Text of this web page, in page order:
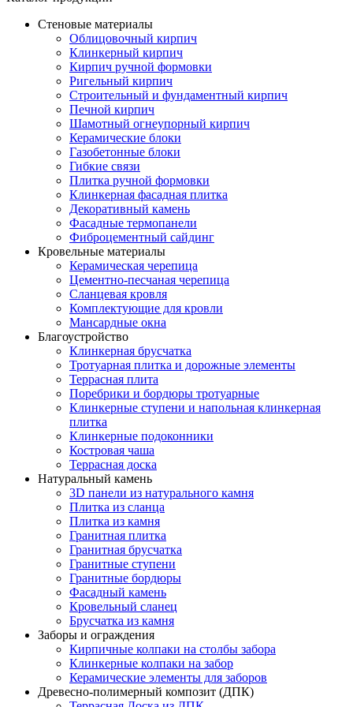
Стеновые материалы
Облицовочный кирпич
Клинкерный кирпич
Кирпич ручной формовки
Ригельный кирпич
Строительный и фундаментный кирпич
Печной кирпич
Шамотный огнеупорный кирпич
Керамические блоки
Газобетонные блоки
Гибкие связи
Плитка ручной формовки
Клинкерная фасадная плитка
Декоративный камень
Фасадные термопанели
Фиброцементный сайдинг
Кровельные материалы
Керамическая черепица
Цементно-песчаная черепица
Сланцевая кровля
Комплектующие для кровли
Мансардные окна
Благоустройство
Клинкерная брусчатка
Тротуарная плитка и дорожные элементы
Террасная плита
Поребрики и бордюры тротуарные
Клинкерные ступени и напольная клинкерная
плитка
Клинкерные подоконники
Костровая чаша
Террасная доска
Натуральный камень
3D панели из натурального камня
Плитка из сланца
Плитка из камня
Гранитная плитка
Гранитная брусчатка
Гранитные ступени
Гранитные бордюры
Фасадный камень
Кровельный сланец
Брусчатка из камня
Заборы и ограждения
Кирпичные колпаки на столбы забора
Клинкерные колпаки на забор
Керамические элементы для заборов
Древесно-полимерный композит (ДПК)